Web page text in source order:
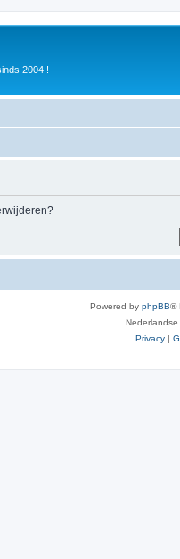
2004 !
Powered by phpBB®
Privacy |